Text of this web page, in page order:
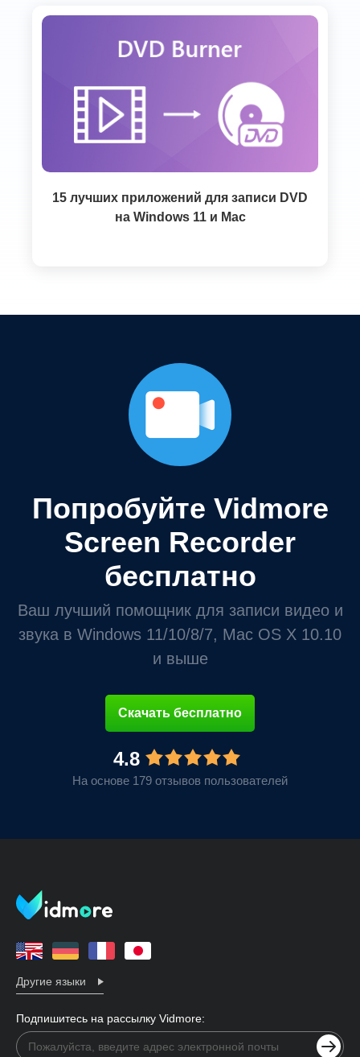
15 лучших приложений для записи DVD
на Windows 11 и Mac
Попробуйте Vidmore
Screen Recorder
бесплатно
Ваш лучший помощник для записи видео и
звука в Windows 11/10/8/7, Mac OS X 10.10
и выше
Скачать бесплатно
4.8
На основе 179 отзывов пользователей
Другие языки
Подпишитесь на рассылку Vidmore: